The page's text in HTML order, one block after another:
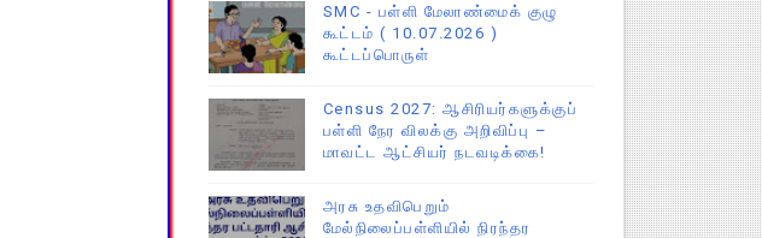
SMC - பள்ளி மேலாண்மைக் குழு
கூட்டம் ( 10.07.2026 )
கூட்டப்பொருள்
Census 2027: ஆசிரியர்களுக்குப்
பள்ளி நேர விலக்கு அறிவிப்பு –
மாவட்ட ஆட்சியர் நடவடிக்கை!
அரசு உதவிபெறும்
மேல்நிலைப்பள்ளியில் நிரந்தர